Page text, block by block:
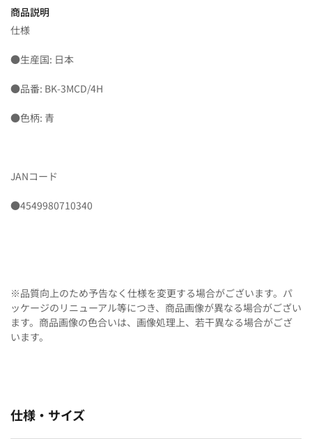
商品説明
仕様
●生産国: 日本
●品番: BK-3MCD/4H
●色柄: 青
JANコード
●4549980710340
※品質向上のため予告なく仕様を変更する場合がございます。パ
ッケージのリニューアル等につき、商品画像が異なる場合がござい
ます。商品画像の色合いは、画像処理上、若干異なる場合がござ
います。
仕様・サイズ